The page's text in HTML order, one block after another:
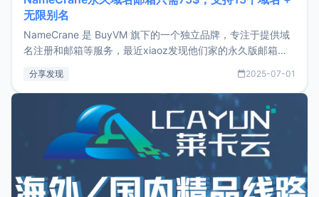
无限别名
NameCrane 是 BuyVM 旗下的一个独立品牌，专注于提供域
名注册和邮箱等服务，最近xiaoz发现他们家的永久版邮箱服
又实惠的域名邮箱，不妨尝试一下 NameCrane。注册
NameCraneNameCrane不支持直接注册，必须要购买
分享发现 2025-07-01